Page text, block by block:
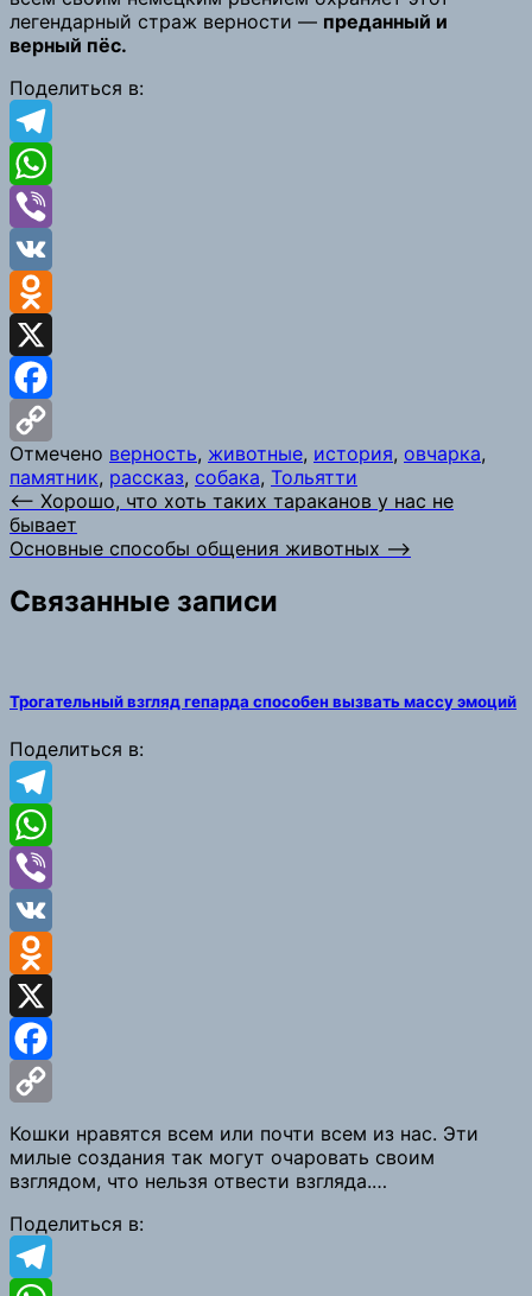
легендарный страж верности — преданный и
верный пёс.
Поделиться в:
Telegram
WhatsApp
Viber
VK
Odnoklassniki
X
Facebook
Copy
Link
Отмечено верность, животные, история, овчарка,
памятник, рассказ, собака, Тольятти
Навигация
по
⟵ Хорошо, что хоть таких тараканов у нас не
бывает
Основные способы общения животных ⟶
Связанные записи
Трогательный взгляд гепарда способен вызвать массу эмоций
Поделиться в:
Telegram
WhatsApp
Viber
VK
Odnoklassniki
X
Facebook
Copy
Link
Кошки нравятся всем или почти всем из нас. Эти
милые создания так могут очаровать своим
взглядом, что нельзя отвести взгляда.…
Поделиться в: